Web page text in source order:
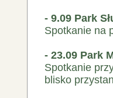
- 9.09 Park
Spotkanie na
- 23.09 Park
Spotkanie
blisko